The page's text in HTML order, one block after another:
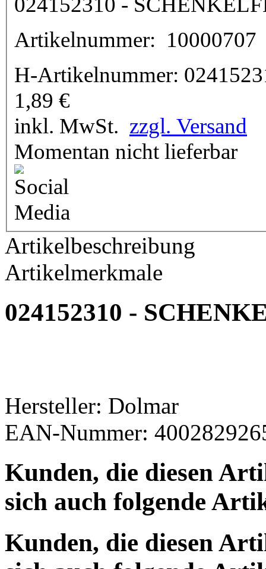
10000707
H-Artikelnummer:
1,89 €
inkl. MwSt. zzgl. Versand
Momentan nicht lieferbar
Artikelbeschreibung
Artikelmerkmale
024152310 -
Hersteller: Dolmar
EAN-Nummer:
Kunden, die diesen
sich auch folgende
Kunden, die diesen